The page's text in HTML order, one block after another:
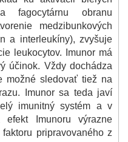
fagocytárnu obranu
medzibunkových
a interleukíny), zvyšuje
leukocytov. Imunor má
účinok. Vždy dochádza
možné sledovať tiež na
Imunor sa teda javí
imunitný systém a v
efekt Imunoru výrazne
pripravovaného z